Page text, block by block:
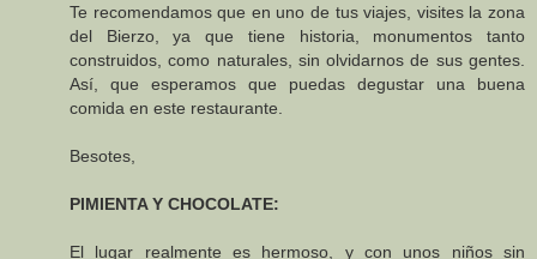
Te recomendamos que en uno de tus viajes, visites la zona
del Bierzo, ya que tiene historia, monumentos tanto
construidos, como naturales, sin olvidarnos de sus gentes.
Así, que esperamos que puedas degustar una buena
comida en este restaurante.
Besotes,
PIMIENTA Y CHOCOLATE:
El lugar realmente es hermoso, y con unos niños sin